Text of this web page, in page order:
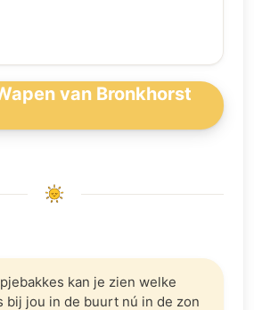
van Bronkhorst
kan je zien welke
bij jou in de buurt nú in de zon